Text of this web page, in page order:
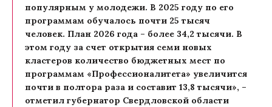
популярным у молодежи. В 2025 году по его
программам обучалось почти 25 тысяч
человек. План 2026 года – более 34,2 тысячи. В
этом году за счет открытия семи новых
кластеров количество бюджетных мест по
программам «Профессионалитета» увеличится
почти в полтора раза и составит 13,8 тысячи», –
отметил губернатор Свердловской области